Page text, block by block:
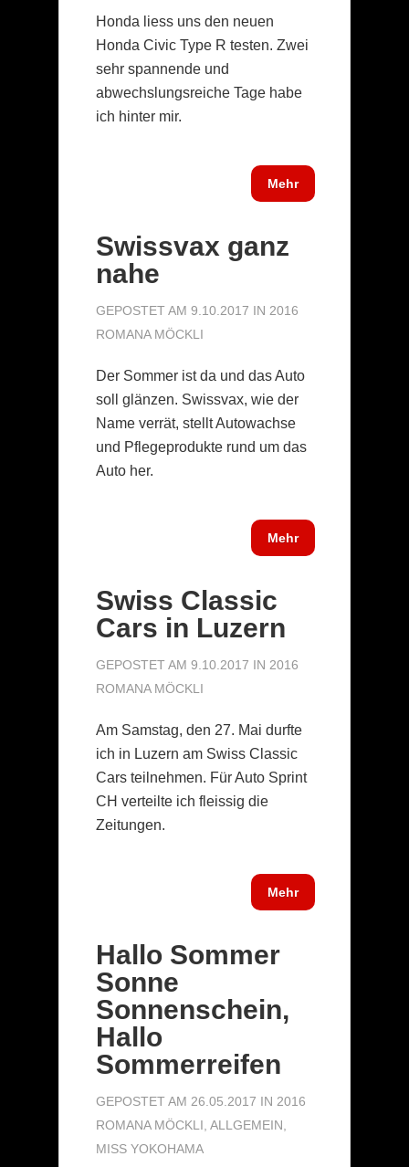
Honda liess uns den neuen
Honda Civic Type R testen. Zwei
sehr spannende und
abwechslungsreiche Tage habe
ich hinter mir.
Mehr
Swissvax ganz
nahe
GEPOSTET AM 9.10.2017 IN 2016
ROMANA MÖCKLI
Der Sommer ist da und das Auto
soll glänzen. Swissvax, wie der
Name verrät, stellt Autowachse
und Pflegeprodukte rund um das
Auto her.
Mehr
Swiss Classic
Cars in Luzern
GEPOSTET AM 9.10.2017 IN 2016
ROMANA MÖCKLI
Am Samstag, den 27. Mai durfte
ich in Luzern am Swiss Classic
Cars teilnehmen. Für Auto Sprint
CH verteilte ich fleissig die
Zeitungen.
Mehr
Hallo Sommer
Sonne
Sonnenschein,
Hallo
Sommerreifen
GEPOSTET AM 26.05.2017 IN 2016
ROMANA MÖCKLI ALLGEMEIN
MISS YOKOHAMA